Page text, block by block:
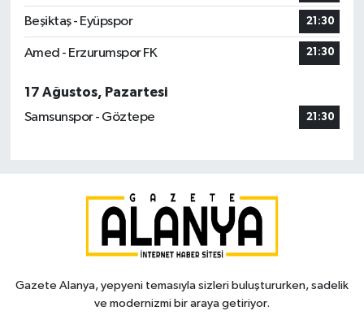
Beşiktaş - Eyüpspor 21:30
Amed - Erzurumspor FK 21:30
17 Ağustos, Pazartesi
Samsunspor - Göztepe
21:30
Gazete Alanya, yepyeni temasıyla sizleri buluştururken, sadelik
ve modernizmi bir araya getiriyor.